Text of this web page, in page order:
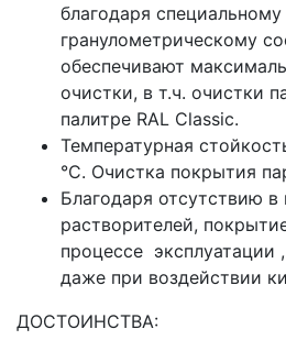
благодаря специальному
гранулометрическому
обеспечивают
очистки, в т.ч. очистки
палитре RAL Classiс.
Температурная
°C. Очистка покрытия
Благодаря отсутствию в
растворителей,
процессе эксплуатации
даже при воздействии
ДОСТОИНСТВА: